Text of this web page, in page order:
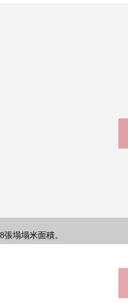
塌塌米面積。
"森小路"車站步行6分鐘的良好地
能性的組合廚房。
藏化妝品、洗滌劑、洗髮水。
衣以及冷的傍晚浴放心。
歡的氣氛進行自定義。
塌塌米面積。
西式房間
西式房間
的壁櫥
具有。
度，便利。
主要街道。
地方設置。
被設置。
"森小路"車站步行6分鐘的良好地
"森小路"車站步行6分鐘的良好地
"森小路"車站步行6分鐘的良好地
)(約380m)
(約280m)
店(約640m)